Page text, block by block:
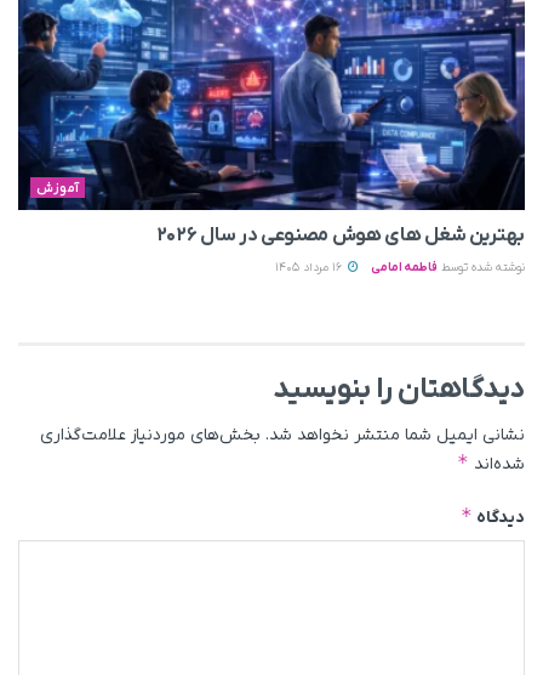
آموزش
بهترین شغل های هوش مصنوعی در سال ۲۰۲۶
نوشته شده توسط فاطمه امامی
دیدگاهتان را بنویسید
نشانی ایمیل شما منتشر نخواهد شد. بخش‌های موردنیاز علامت‌گذاری
شده‌اند *
دیدگاه *